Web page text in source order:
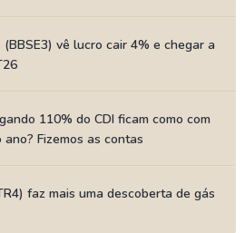
vê lucro cair 4% e chegar a
110% do CDI ficam como com
Fizemos as contas
faz mais uma descoberta de gás